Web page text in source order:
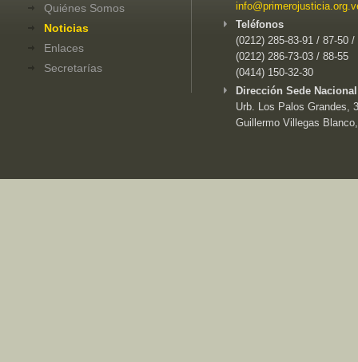
Quiénes Somos
Noticias
Enlaces
Secretarías
Teléfonos
(0212) 285-83-91 / 87-50 /
(0212) 286-73-03 / 88-55
(0414) 150-32-30
Dirección Sede
Urb. Los Palos Grandes,
Guillermo Villegas